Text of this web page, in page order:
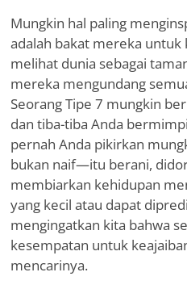
Mungkin hal paling
adalah bakat mereka
melihat dunia sebagai
mereka mengundang
Seorang Tipe 7 mungkin
dan tiba-tiba Anda
pernah Anda pikirkan
bukan naif—itu berani,
membiarkan kehidupan
yang kecil atau dapat
mengingatkan kita bahwa
kesempatan untuk
mencarinya.